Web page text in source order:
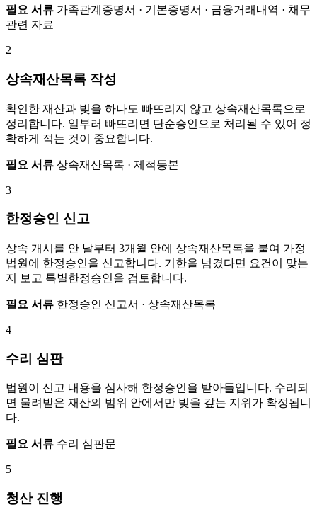
필요 서류 가족관계증명서 · 기본증명서 · 금융거래내역 · 채무
관련 자료
2
상속재산목록 작성
확인한 재산과 빚을 하나도 빠뜨리지 않고 상속재산목록으로
정리합니다. 일부러 빠뜨리면 단순승인으로 처리될 수 있어 정
확하게 적는 것이 중요합니다.
필요 서류 상속재산목록 · 제적등본
3
한정승인 신고
상속 개시를 안 날부터 3개월 안에 상속재산목록을 붙여 가정
법원에 한정승인을 신고합니다. 기한을 넘겼다면 요건이 맞는
지 보고 특별한정승인을 검토합니다.
필요 서류 한정승인 신고서 · 상속재산목록
4
수리 심판
법원이 신고 내용을 심사해 한정승인을 받아들입니다. 수리되
면 물려받은 재산의 범위 안에서만 빚을 갚는 지위가 확정됩니
다.
필요 서류 수리 심판문
5
청산 진행